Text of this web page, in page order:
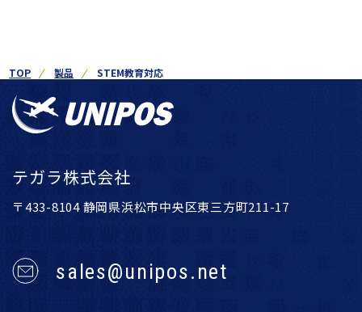
TOP 製品 STEM教育対応
テガラ株式会社
〒433-8104 静岡県浜松市中央区東三方町211-17
sales@unipos.net